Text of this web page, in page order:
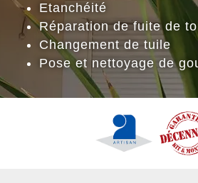
Etanchéité
Réparation de fuite de
Changement de tuile
Pose et nettoyage de